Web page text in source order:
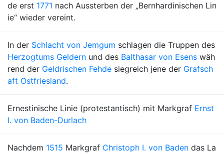
de erst 1771 nach Aussterben der „Bernhardinischen Lin
ie“ wieder vereint.
In der Schlacht von Jemgum schlagen die Truppen des
Herzogtums Geldern und des Balthasar von Esens wäh
rend der Geldrischen Fehde siegreich jene der Grafsch
aft Ostfriesland.
Ernestinische Linie (protestantisch) mit Markgraf Ernst
I. von Baden-Durlach
Nachdem 1515 Markgraf Christoph I. von Baden das La